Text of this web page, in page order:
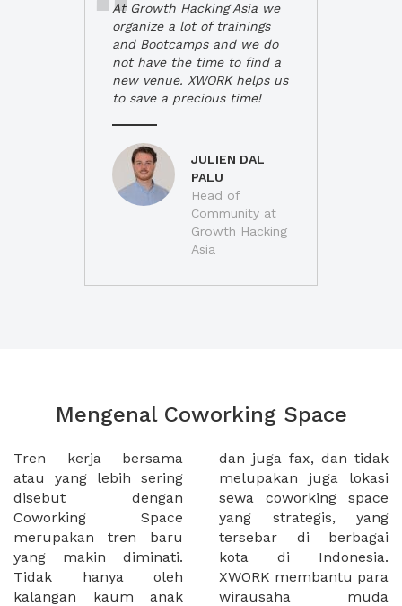
At Growth Hacking Asia we
organize a lot of trainings
and Bootcamps and we do
not have the time to find a
new venue. XWORK helps us
to save a precious time!
JULIEN DAL
PALU
Head of
Community at
Growth Hacking
Asia
Mengenal Coworking Space
Tren kerja bersama
atau yang lebih sering
disebut dengan
Coworking Space
merupakan tren baru
yang makin diminati.
Tidak hanya oleh
kalangan kaum anak
dan juga fax, dan tidak
melupakan juga lokasi
sewa coworking space
yang strategis, yang
tersebar di berbagai
kota di Indonesia.
XWORK membantu para
wirausaha muda